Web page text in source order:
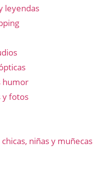
leyendas
humor
y fotos
chicas, niñas y muñecas